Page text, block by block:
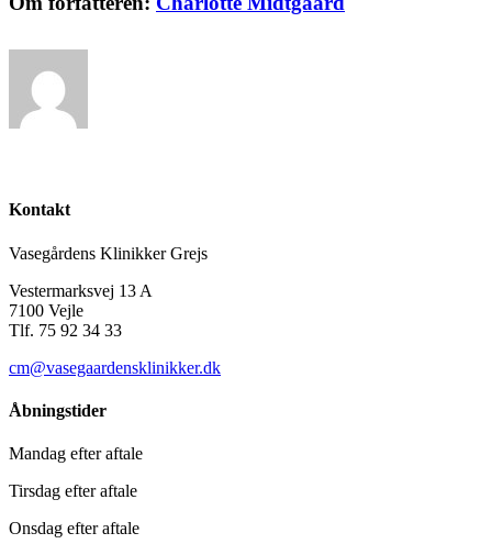
Kontakt
Vasegårdens Klinikker Grejs
Vestermarksvej 13 A
7100 Vejle
Tlf. 75 92 34 33
cm@vasegaardensklinikker.dk
Åbningstider
Mandag efter aftale
Tirsdag efter aftale
Onsdag efter aftale